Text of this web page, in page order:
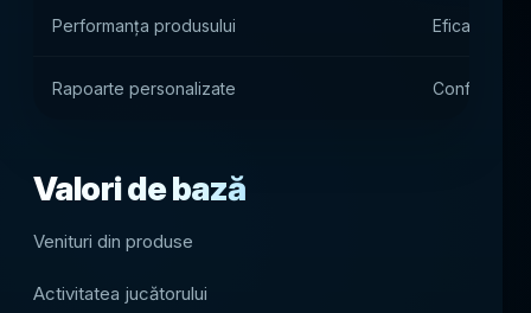
Performanța produsului Eficacitatea
Rapoarte personalizate Configurare
Valori de bază
Venituri din produse
Activitatea jucătorului